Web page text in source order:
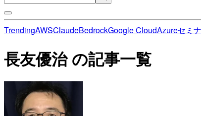
TrendingAWSClaudeBedrockGoogle CloudAzureセミ
長友優治 の記事一覧